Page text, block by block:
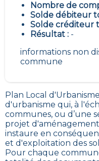
Nombre de
Solde débiteur
Solde créditeur
Résultat : -
informations non
commune
Plan Local
d'urbanisme qui, à
communes, ou d’une
projet
instaure en
et d'exploitation des
Pour chaque